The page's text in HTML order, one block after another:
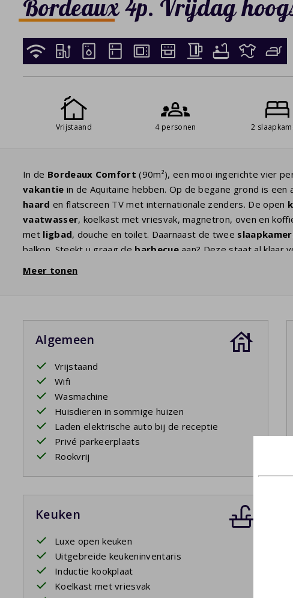
Bordeaux 4p. Vrijdag
Vrijstaand 4 personen 2
In de Bordeaux Comfort (90m²), een mooi ingerichte vier
vakantie in de Aquitaine hebben. Op de begane grond is een
haard en flatscreen TV met internationale zenders. De open
vaatwasser, koelkast met vriesvak, magnetron, oven en
met ligbad, douche en toilet. Daarnaast de twee
balkon. Steekt u graag de barbecueaan? Deze staat al klaar
Meer tonen
Algemeen
Vrijstaand
Wifi
Wasmachine
Huisdieren in sommige huizen
Laden elektrische auto bij de receptie
Privé parkeerplaats
Rookvrij
Keuken
Luxe open keuken
Uitgebreide keukeninventaris
Inductie kookplaat
Koelkast met vriesvak